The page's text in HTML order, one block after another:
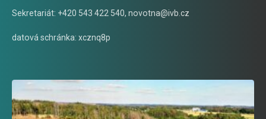
Sekretariát: +420 543 422 540, novotna@ivb.cz
datová schránka: xcznq8p